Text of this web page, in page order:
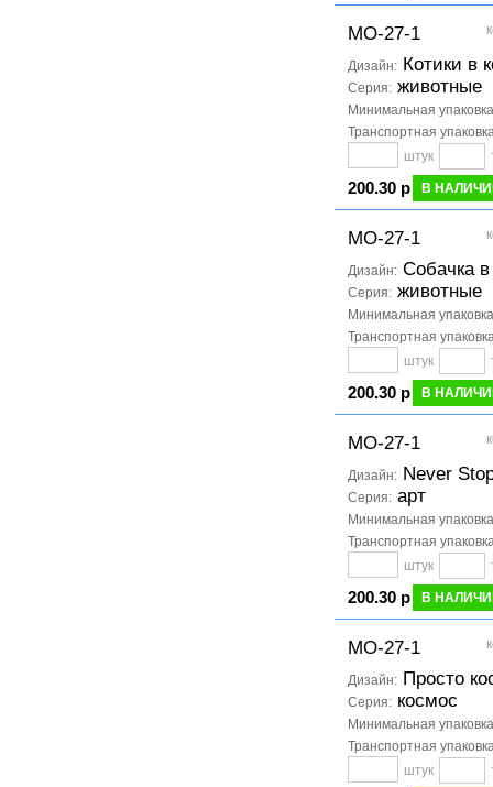
МО-27-1
Дизайн: Котики в
Серия: животные
Минимальная упаковка
Транспортная
штук
200.30 р В
МО-27-1
Дизайн: Собачка
Серия: животные
Минимальная упаковка
Транспортная
штук
200.30 р В
МО-27-1
Дизайн: Never
Серия: арт
Минимальная упаковка
Транспортная
штук
200.30 р В
МО-27-1
Дизайн: Просто
Серия: космос
Минимальная упаковка
Транспортная
штук